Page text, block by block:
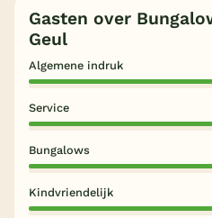
Texel
Onze e-
Gasten over
Geul
Algemene indruk
Service
Bungalows
Kindvriendelijk